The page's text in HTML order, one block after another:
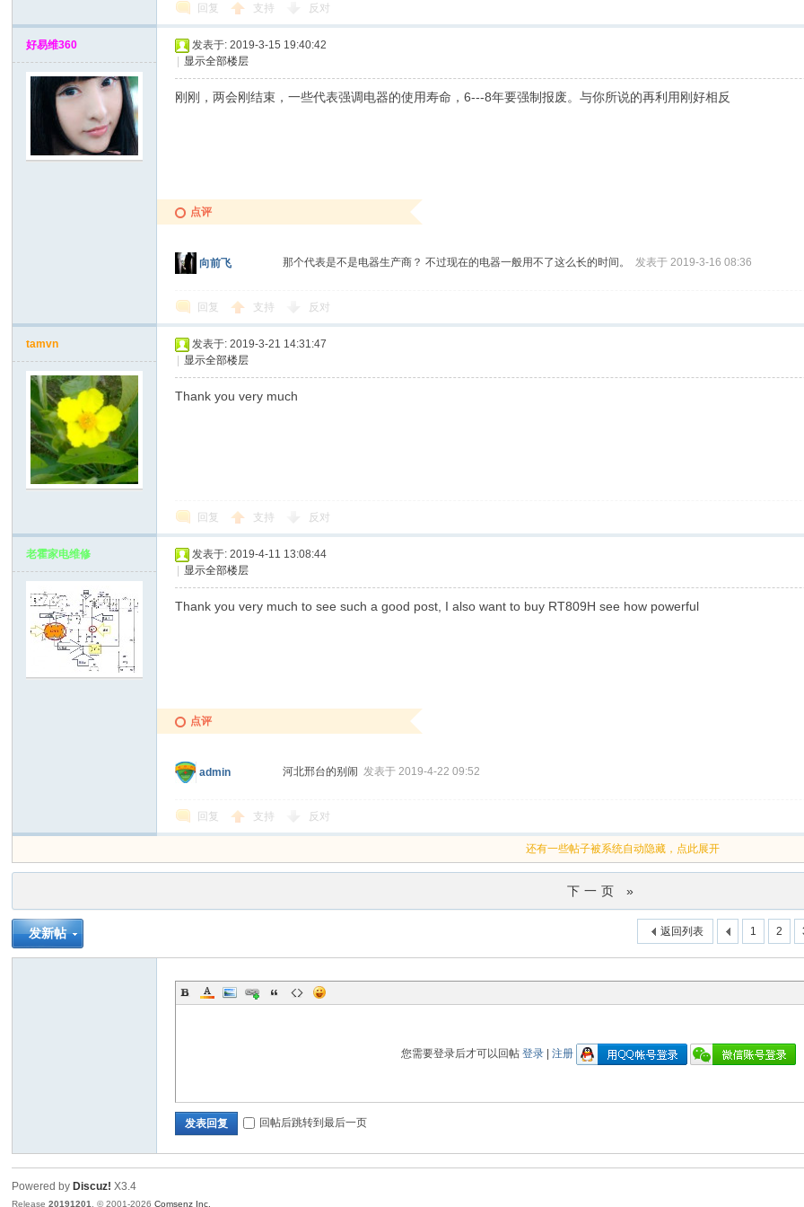
回复 支持 反对
好易维360
发表于: 2019-3-15 19:40:42
显示全部楼层
刚刚，两会刚结束，一些代表强调电器的使用寿命，6---8年要强制报废。与你所说的再利用刚好相反
点评
向前飞 那个代表是不是电器生产商？ 不过现在的电器一般用不了这么长的时间。发表于 2019-3-16 08:36
回复 支持 反对
tamvn
发表于: 2019-3-21 14:31:47
显示全部楼层
Thank you very much
回复 支持 反对
老霍家电维修
发表于: 2019-4-11 13:08:44
显示全部楼层
Thank you very much to see such a good post, I also want to buy RT809H see how powerful
点评
admin 河北邢台的别闹发表于 2019-4-22 09:52
回复 支持 反对
还有一些帖子被系统自动隐藏，点此展开
下一页 »
1 2
返回列表
发新帖
您需要登录后才可以回帖登录 |注册
发表回复 回帖后跳转到最后一页
Powered by Discuz! X3.4
Release20191201 , © 2001-2026Comsenz Inc.